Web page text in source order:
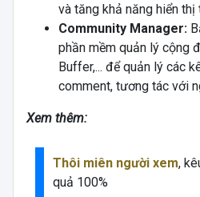
và tăng khả năng hiển thị
Community Manager:
phần mềm quản lý cộng
Buffer,... để quản lý các
comment, tương tác với
Xem thêm:
Thôi miên người xem,
quả 100%